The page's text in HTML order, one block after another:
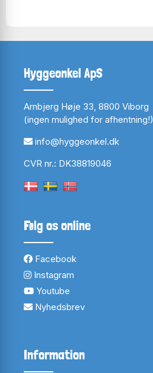
Hyggeonkel ApS
Arnbjerg Høje 33, 8800 Viborg
(ingen mulighed for afhentning!)
info@hyggeonkel.dk
CVR nr.: DK38819046
Følg os online
Facebook
Instagram
Youtube
Nyhedsbrev
Information